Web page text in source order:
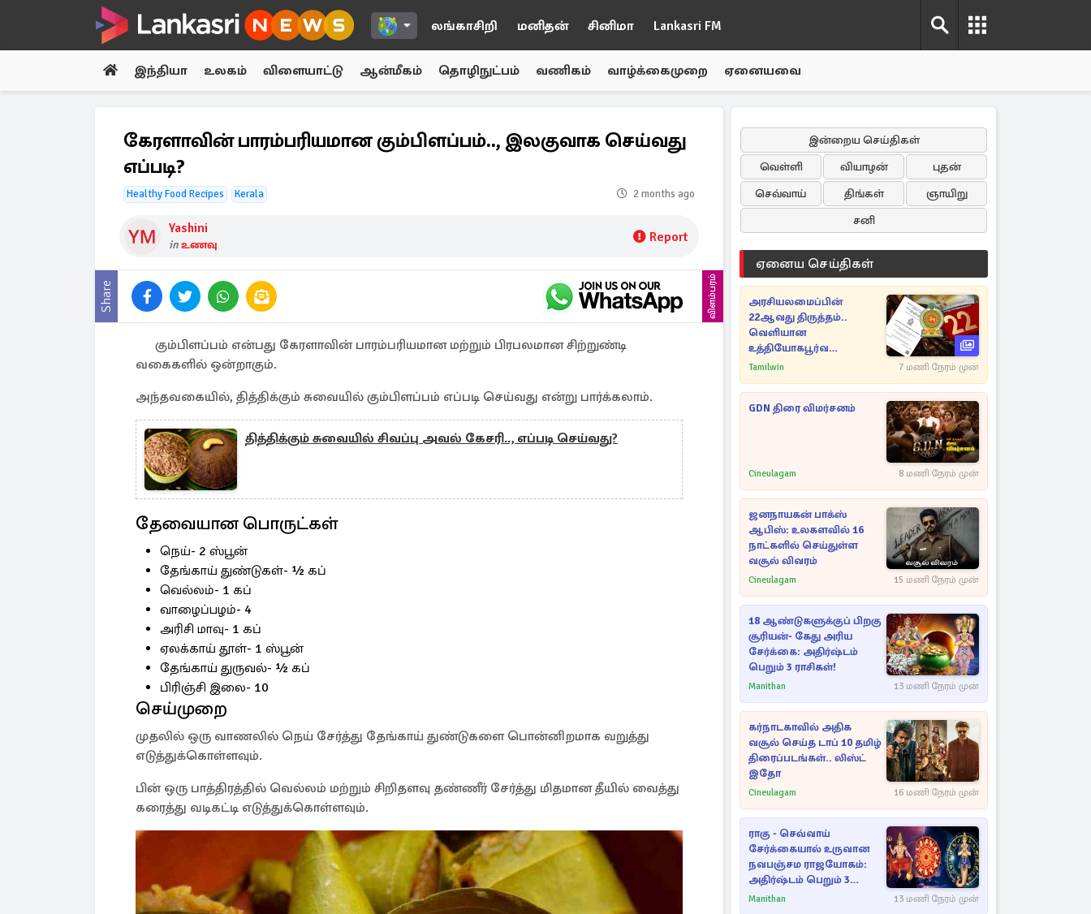
லங்காசிறி மனிதன் சினிமா Lankasri FM
இந்தியா உலகம் விளையாட்டு ஆன்மீகம் தொழிநுட்பம் வணிகம் வாழ்க்கைமுறை ஏனையவை
கேரளாவின் பாரம்பரியமான கும்பிளப்பம்.., இலகுவாக செய்வது
எப்படி?
Healthy Food Recipes Kerala 2 months ago
Yashini
inஉணவு Report
Share விளம்பரம்
கும்பிளப்பம் என்பது கேரளாவின் பாரம்பரியமான மற்றும் பிரபலமான சிற்றுண்டி
வகைகளில் ஒன்றாகும்.
அந்தவகையில், தித்திக்கும் சுவையில் கும்பிளப்பம் எப்படி செய்வது என்று பார்க்கலாம்.
தித்திக்கும் சுவையில் சிவப்பு அவல் கேசரி.., எப்படி செய்வது?
தேவையான பொருட்கள்
நெய்- 2 ஸ்பூன்
தேங்காய் துண்டுகள்- ½ கப்
வெல்லம்- 1 கப்
வாழைப்பழம்- 4
அரிசி மாவு- 1 கப்
ஏலக்காய் தூள்- 1 ஸ்பூன்
தேங்காய் துருவல்- ½ கப்
பிரிஞ்சி இலை- 10
செய்முறை
முதலில் ஒரு வாணலில் நெய் சேர்த்து தேங்காய் துண்டுகளை பொன்னிறமாக வறுத்து
எடுத்துக்கொள்ளவும்.
பின் ஒரு பாத்திரத்தில் வெல்லம் மற்றும் சிறிதளவு தண்ணீர் சேர்த்து மிதமான தீயில் வைத்து
கரைத்து வடிகட்டி எடுத்துக்கொள்ளவும்.
இன்றைய செய்திகள்
வெள்ளி
வியாழன்
புதன்
செவ்வாய்
திங்கள்
ஞாயிறு
சனி
ஏனைய செய்திகள்
அரசியலமைப்பின்
22ஆவது திருத்தம்..
வெளியான
உத்தியோகபூர்வ
அறிவிப்பு!
Tamilwin 7 மணி நேரம் முன்
GDN திரை விமர்சனம்
Cineulagam 8 மணி நேரம் முன்
ஜனநாயகன் பாக்ஸ்
ஆபிஸ்: உலகளவில் 16
நாட்களில் செய்துள்ள
வசூல் விவரம்
Cineulagam 15 மணி நேரம் முன்
18 ஆண்டுகளுக்குப் பிறகு
சூரியன்- கேது அரிய
சேர்க்கை: அதிர்ஷ்டம்
பெறும் 3 ராசிகள்!
Manithan 13 மணி நேரம் முன்
கர்நாடகாவில் அதிக
வசூல் செய்த டாப் 10 தமிழ்
திரைப்படங்கள்.. லிஸ்ட்
இதோ
Cineulagam 16 மணி நேரம் முன்
ராகு - செவ்வாய்
சேர்க்கையால் உருவான
நவபஞ்சம ராஜயோகம்:
அதிர்ஷ்டம் பெறும் 3
ராசிகள்!
Manithan 13 மணி நேரம் முன்